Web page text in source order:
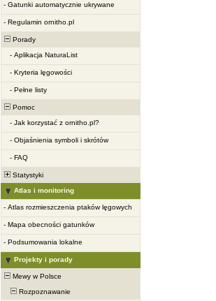
- Gatunki automatycznie ukrywane
- Regulamin ornitho.pl
Porady
- Aplikacja NaturaList
- Kryteria lęgowości
- Pełne listy
Pomoc
- Jak korzystać z ornitho.pl?
- Objaśnienia symboli i skrótów
- FAQ
Statystyki
Atlas i monitoring
- Atlas rozmieszczenia ptaków lęgowych
- Mapa obecności gatunków
- Podsumowania lokalne
Projekty i porady
Mewy w Polsce
Rozpoznawanie